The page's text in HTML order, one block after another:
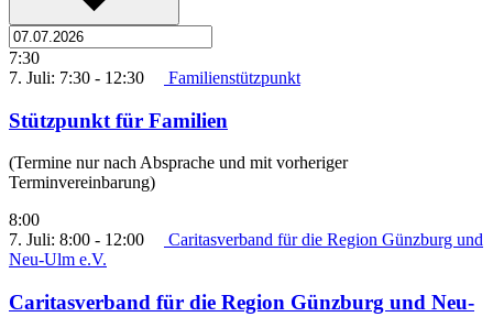
7:30
7. Juli: 7:30 - 12:30 Familienstützpunkt
Stützpunkt für Familien
(Termine nur nach Absprache und mit vorheriger
Terminvereinbarung)
8:00
7. Juli: 8:00 - 12:00
Caritasverband für die Region Günzburg und
Neu-Ulm e.V.
Caritasverband für die Region Günzburg und Neu-